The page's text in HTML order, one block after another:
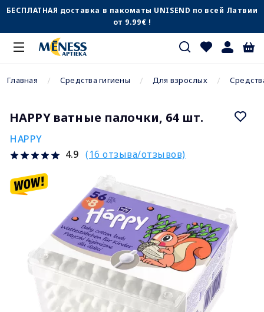
БЕСПЛАТНАЯ доставка в пакоматы UNISEND по всей Латвии
от 9.99€ !
Главная Средства гигиены Для взрослых
HAPPY ватные палочки, 64 шт.
HAPPY
4.9 (16 отзыва/отзывов)